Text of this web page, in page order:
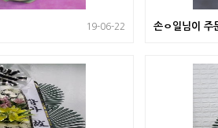
19-06-22 손ㅇ일님이 주